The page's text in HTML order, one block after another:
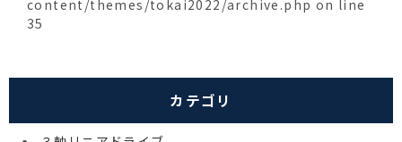
content/themes/tokai2022/archive.php on line
35
カテゴリ